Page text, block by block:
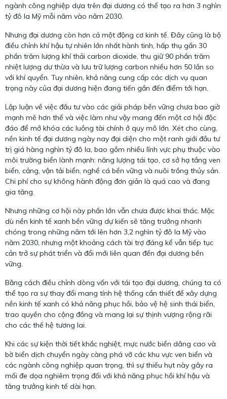
ngành công nghiệp dựa trên đại dương có thể tạo ra hơn 3 nghìn
tỷ đô la Mỹ mỗi năm vào năm 2030.
Nhưng đại dương còn hơn cả một động cơ kinh tế. Đây cũng là bộ
điều chỉnh khí hậu tự nhiên lớn nhất hành tinh, hấp thụ gần 30
phần trăm lượng khí thải carbon dioxide, thu giữ 90 phần trăm
nhiệt lượng dư thừa và lưu trữ lượng carbon nhiều hơn 50 lần so
với khí quyển. Tuy nhiên, khả năng cung cấp các dịch vụ quan
trọng này của đại dương hiện đang tiến gần đến điểm tới hạn.
Lập luận về việc đầu tư vào các giải pháp bền vững chưa bao giờ
mạnh mẽ hơn thế và việc làm như vậy mang đến một cơ hội độc
đáo để mở khóa các luồng tài chính ở quy mô lớn. Xét cho cùng,
nền kinh tế đại dương ngày nay đại diện cho một ranh giới đầu tư
trị giá hàng nghìn tỷ đô la, bao gồm nhiều lĩnh vực phụ thuộc vào
môi trường biển lành mạnh: năng lượng tái tạo, cơ sở hạ tầng ven
biển, cảng, vận tải biển, nghề cá bền vững và nuôi trồng thủy sản.
Chi phí cho sự không hành động đơn giản là quá cao và đang
gia tăng.
Nhưng những cơ hội này phần lớn vẫn chưa được khai thác. Mặc
dù nền kinh tế xanh bền vững dự kiến ​​sẽ tăng trưởng nhanh
chóng trong những năm tới lên hơn 3,2 nghìn tỷ đô la Mỹ vào
năm 2030, nhưng một khoảng cách tài trợ đáng kể vẫn tiếp tục
cản trở sự phát triển và đổi mới liên quan đến đại dương bền
vững.
Bằng cách điều chỉnh dòng vốn với tái tạo đại dương, chúng ta có
thể tạo ra sự thay đổi mang tính hệ thống cần thiết để xây dựng
nền kinh tế xanh có khả năng phục hồi, bảo vệ hệ sinh thái biển,
trao quyền cho cộng đồng và mang lại sự thịnh vượng rộng rãi
cho các thế hệ tương lai.
Khi các sự kiện thời tiết khắc nghiệt, mực nước biển dâng cao và
bờ biển dịch chuyển ngày càng phá vỡ các khu vực ven biển và
các ngành công nghiệp quan trọng, thì sự thiếu hụt này gây ra
mối đe dọa nghiêm trọng đối với khả năng phục hồi khí hậu và
tăng trưởng kinh tế dài hạn.